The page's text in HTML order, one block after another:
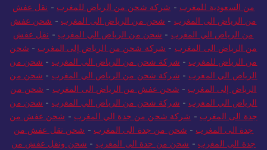
من السعودية للمغرب - شركة شحن من الرياض للمغرب - نقل عفش
من الرياض الى المغرب - شحن من الرياض الى المغرب - شحن عفش
من الرياض الي المغرب - شحن من الرياض الي المغرب - نقل عفش
من الرياض الى المغرب - شركة شحن من الرياض إلى المغرب - شحن
من الرياض للمغرب - شركة شحن من الرياض الى المغرب - شحن من
الرياض الي المغرب - شركة شحن من الرياض الي المغرب - شحن من
الرياض إلى المغرب - شحن عفش من الرياض الى المغرب - شحن من
الرياض الي المغرب - شركة شحن من الرياض الي المغرب - شحن من
جدة الى المغرب - شركة شحن من جدة الي المغرب - شحن عفش من
جدة الى المغرب - شحن من جدة الى المغرب - شحن نقل عفش من
جدة الى المغرب - شحن من جدة الى المغرب - شحن ونقل عفش من